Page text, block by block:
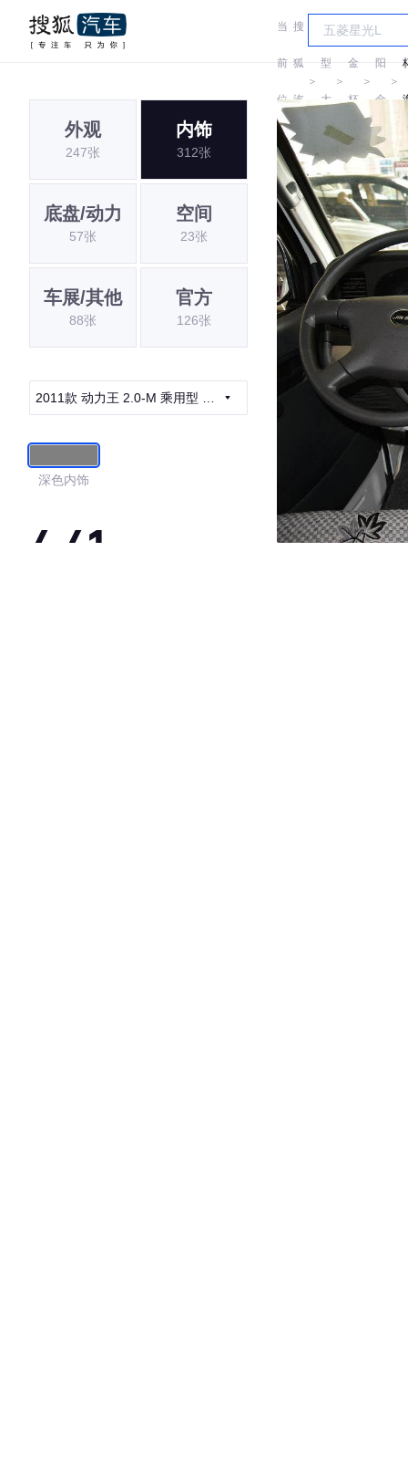
当
前
位
置:
搜
狐
汽
车
＞
车
型
大
全
＞
金
杯
＞
沈
阳
金
杯
＞
外观
247张
内饰
312张
底盘/动力
57张
空间
23张
车展/其他
88张
官方
126张
2011款 动力王 2.0-M 乘用型 国
深色内饰
4.41